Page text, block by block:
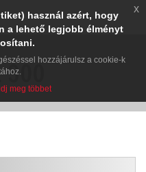
használ azért, hogy
a lehető legjobb élményt
hozzájárulsz a cookie-k
meg többet
x